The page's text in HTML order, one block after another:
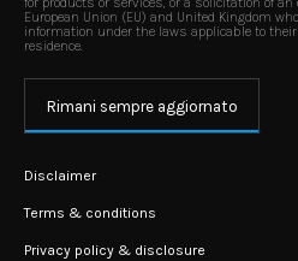
European Union (EU) and United Kingdom
information under the laws applicable to
residence.
Rimani sempre aggiornato
Disclaimer
Terms & conditions
Privacy policy & disclosure